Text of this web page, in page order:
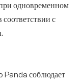
одновременном
с
Panda соблюдает